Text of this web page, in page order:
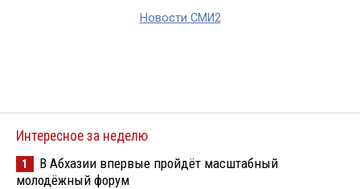
Новости СМИ2
Интересное за неделю
1
В Абхазии впервые пройдёт масштабный
молодёжный форум